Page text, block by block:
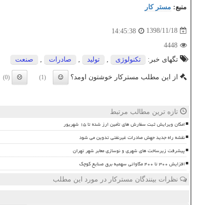
منبع: مستر كار
1398/11/18
14:45:38
4448
تگهای خبر:
تكنولوژی تولید صادرات صنعت
از این مطلب مسترکار خوشتون اومد؟ (1)
(0)
تازه ترین مطالب مرتبط
امکان ویرایش ثبت سفارش های تأمین ارز شده تا ۱۵ شهریور
نقشه راه جدید جهش صادرات غیرنفتی تدوین می شود
پیشرفت زیرساخت های شهری و نوسازی معابر شهر تهران
افزایش ۳۰۰ تا ۴۰۰ مگاواتی سهمیه برق صنایع کوچک
نظرات بینندگان مسترکار در مورد این مطلب